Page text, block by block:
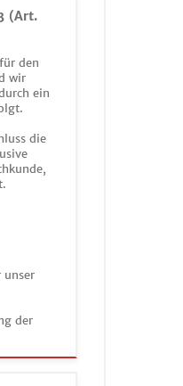
(Art.
den
wir
ein
die
der